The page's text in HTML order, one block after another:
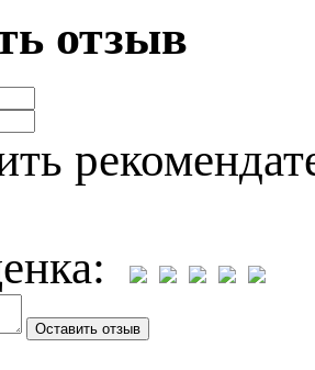
отзыв